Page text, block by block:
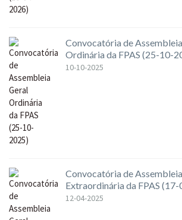
Convocatória de
Ordinária da FPAS (25-10-
10-10-2025
Convocatória de
Extraordinária da FPAS
12-04-2025